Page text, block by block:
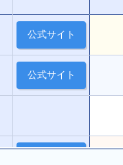
公式サイト
公式サイト